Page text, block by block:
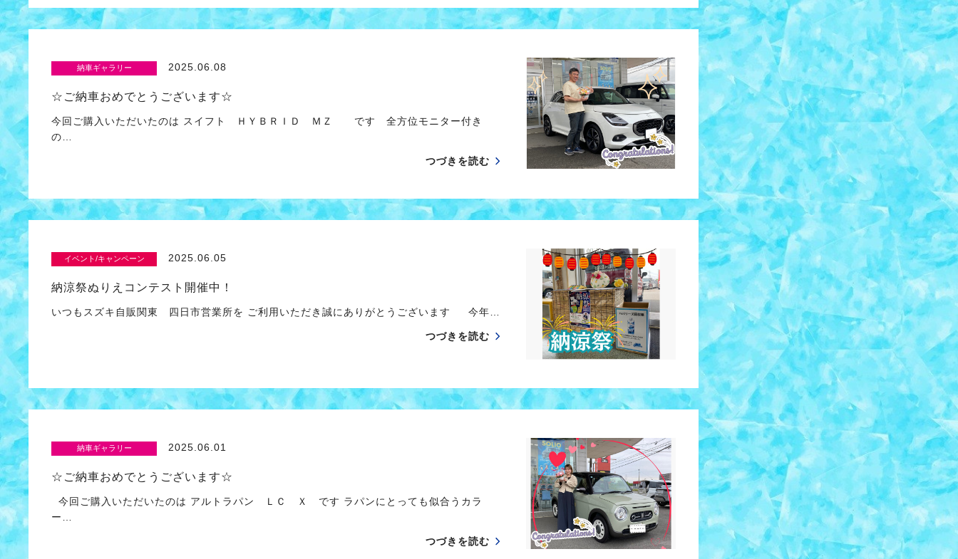
納車ギャラリー 2025.06.08
☆ご納車おめでとうございます☆
今回ご購入いただいたのは スイフト ＨＹＢＲＩＤ ＭＺ です 全方位モニター付き
の…
つづきを読む
イベント/キャンペーン 2025.06.05
納涼祭ぬりえコンテスト開催中！
いつもスズキ自販関東 四日市営業所を ご利用いただき誠にありがとうございます 今年…
つづきを読む
納車ギャラリー 2025.06.01
☆ご納車おめでとうございます☆
今回ご購入いただいたのは アルトラパン ＬＣ Ｘ です ラパンにとっても似合うカラ
ー…
つづきを読む